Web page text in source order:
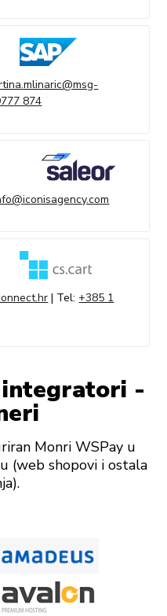
874
| Tel:+385 1
integratori -
Monri WSPay u
(web shopovi i ostala